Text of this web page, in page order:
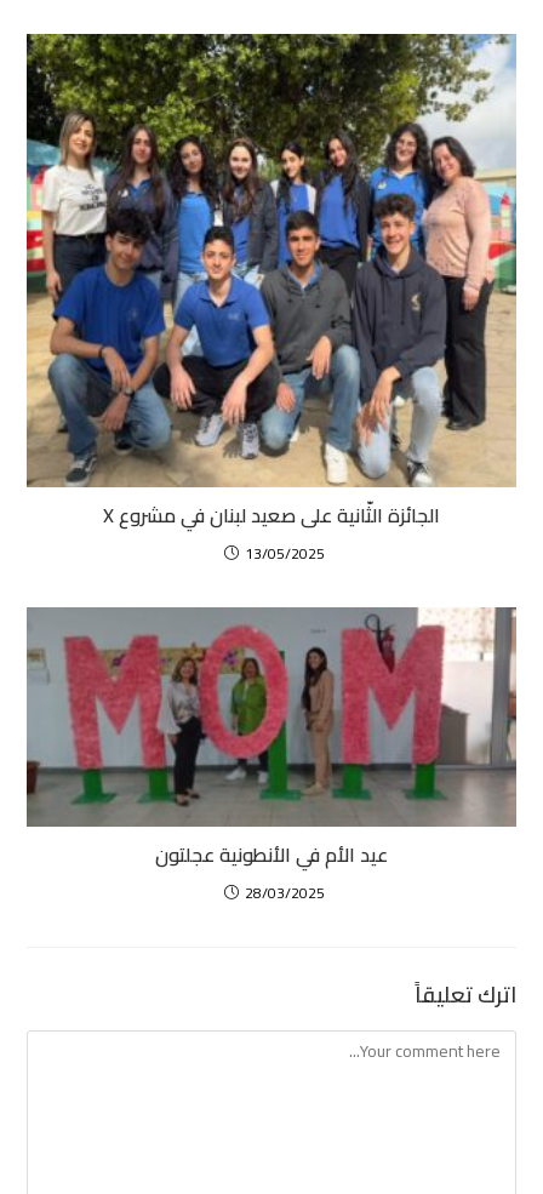
الجائزة الثّانية على صعيد لبنان في مشروع X
13/05/2025
عيد الأم في الأنطونية عجلتون
28/03/2025
اترك تعليقاً